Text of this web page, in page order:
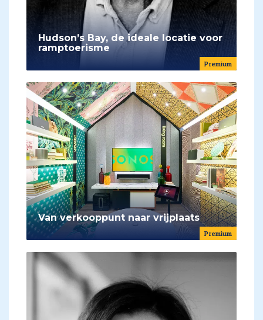
Premium
Hudson’s Bay, de ideale locatie voor
ramptoerisme
Premium
Van verkooppunt naar vrijplaats